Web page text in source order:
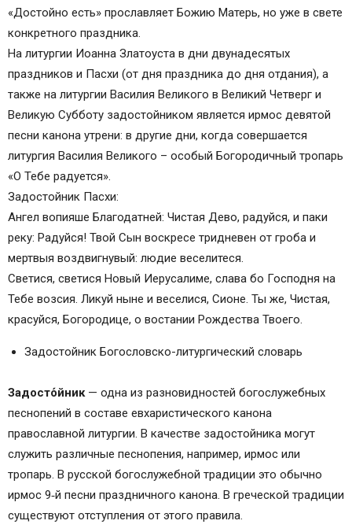
«Достойно есть» прославляет Божию Матерь, но уже в свете
конкретного праздника.
На литургии Иоанна Златоуста в дни двунадесятых
праздников и Пасхи (от дня праздника до дня отдания), а
также на литургии Василия Великого в Великий Четверг и
Великую Субботу задостойником является ирмос девятой
песни канона утрени: в другие дни, когда совершается
литургия Василия Великого – особый Богородичный тропарь
«О Тебе радуется».
Задостойник Пасхи:
Ангел вопияше Благодатней: Чистая Дево, радуйся, и паки
реку: Радуйся! Твой Сын воскресе тридневен от гроба и
мертвыя воздвигнувый: людие веселитеся.
Светися, светися Новый Иерусалиме, слава бо Господня на
Тебе возсия. Ликуй ныне и веселися, Сионе. Ты же, Чистая,
красуйся, Богородице, о востании Рождества Твоего.
Задостойник Богословско-литургический словарь
Задосто́йник— одна из разновидностей богослужебных
песнопений в составе евхаристического канона
православной литургии. В качестве задостойника могут
служить различные песнопения, например, ирмос или
тропарь. В русской богослужебной традиции это обычно
ирмос 9‑й песни праздничного канона. В греческой традиции
существуют отступления от этого правила.